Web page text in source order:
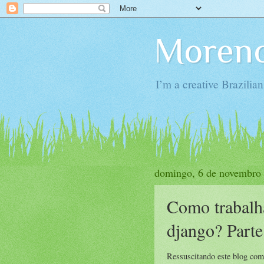
I’m a creative
domingo, 6 de novembro
Como
django?
Ressuscitando este blog